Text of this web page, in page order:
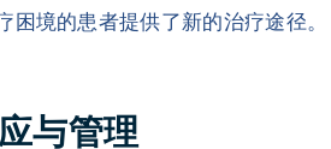
困境的患者提供了新的治疗途径。
与管理